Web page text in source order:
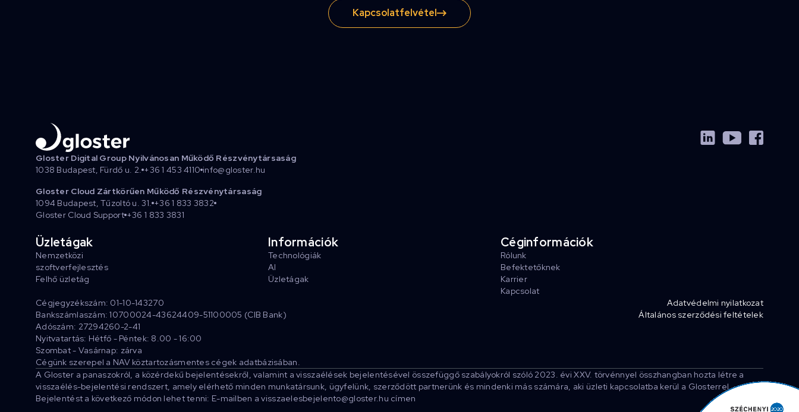
Kapcsolatfelvétel
Gloster Digital Group Nyilvánosan Működő Részvénytársaság
1038 Budapest, Fürdő u. 2. +36 1 453 4110 info@gloster.hu
Gloster Cloud Zártkörűen Működő Részvénytársaság
1094 Budapest, Tűzoltó u. 31. +36 1 833 3832
Gloster Cloud Support +36 1 833 3831
Üzletágak
Nemzetközi
szoftverfejlesztés
Felhő üzletág
Információk
Technológiák
AI
Üzletágak
Céginformációk
Rólunk
Befektetőknek
Karrier
Kapcsolat
Cégjegyzékszám: 01-10-143270
Bankszámlaszám: 10700024-43624409-51100005 (CIB Bank)
Adószám: 27294260-2-41
Nyitvatartás: Hétfő - Péntek: 8.00 - 16:00
Szombat - Vasárnap: zárva
Cégünk szerepel a NAV köztartozásmentes cégek adatbázisában.
Adatvédelmi nyilatkozat
Általános szerződési feltételek
A Gloster a panaszokról, a közérdekű bejelentésekről, valamint a visszaélések bejelentésével összefüggő szabályokról szóló 2023. évi XXV. törvénnyel összhangban hozta létre a
visszaélés-bejelentési rendszert, amely elérhető minden munkatársunk, ügyfelünk, szerződött partnerünk és mindenki más számára, aki üzleti kapcsolatba kerül a Glosterrel.
Bejelentést a következő módon lehet tenni: E-mailben a visszaelesbejelento@gloster.hu címen